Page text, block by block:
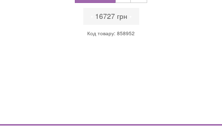
16727 грн
Код товару: 858952